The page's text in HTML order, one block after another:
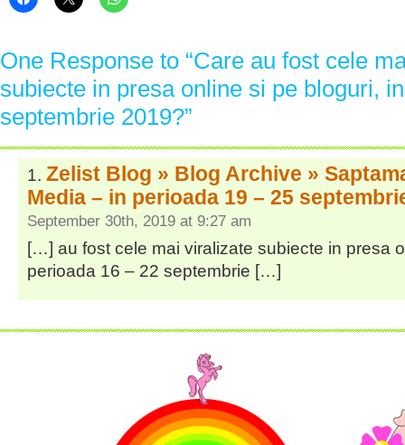
One Response to “Care au fost cele
subiecte in presa online si pe bloguri,
septembrie 2019?”
Zelist Blog » Blog Archive »
Media – in perioada 19 – 25
September 30th, 2019 at 9:27 am
[…] au fost cele mai viralizate subiecte in presa
perioada 16 – 22 septembrie […]